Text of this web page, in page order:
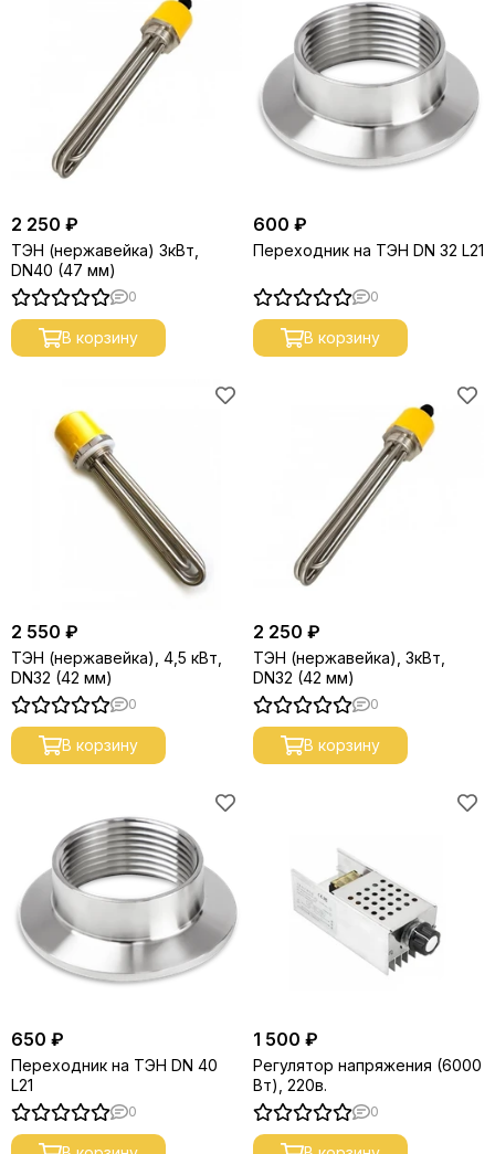
2 250 ₽
ТЭН (нержавейка) 3кВт,
DN40 (47 мм)
0
В корзину
600 ₽
Переходник на ТЭН DN 32 L21
0
В корзину
2 550 ₽
ТЭН (нержавейка), 4,5 кВт,
DN32 (42 мм)
0
В корзину
2 250 ₽
ТЭН (нержавейка), 3кВт,
DN32 (42 мм)
0
В корзину
650 ₽
Переходник на ТЭН DN 40
L21
0
1 500 ₽
Регулятор напряжения (6000
Вт), 220в.
0